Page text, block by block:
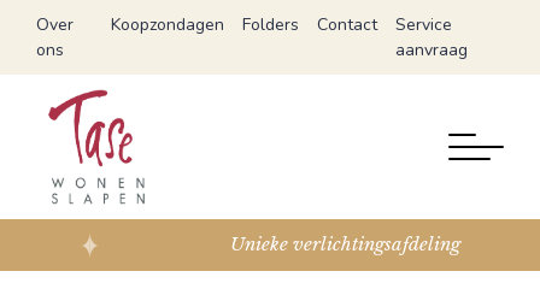
Over
ons
Koopzondagen Folders Contact
Service
aanvraag
Unieke verlichtingsafdeling